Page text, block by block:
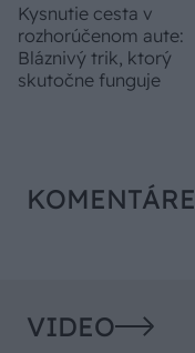
Kysnutie cesta v
rozhorúčenom aute:
Bláznivý trik, ktorý
skutočne funguje
KOMENTÁRE
VIDEO